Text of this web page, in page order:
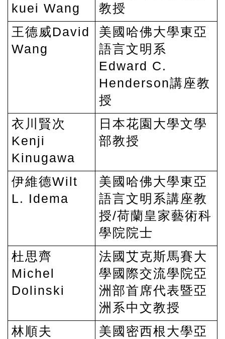
kuei Wang
教授
王德威David
Wang
美國哈佛大學東亞
語言文明系
Edward C.
Henderson講座教
授
衣川賢次
Kenji
Kinugawa
日本花園大學文學
部教授
伊維德Wilt
L. Idema
美國哈佛大學東亞
語言文明系講座教
授/荷蘭皇家藝術科
學院院士
杜思齊
Michel
Dolinski
法國艾克斯馬賽大
學國際交流學院亞
洲部首席代表暨亞
洲系中文教授
林順夫
美國密西根大學亞